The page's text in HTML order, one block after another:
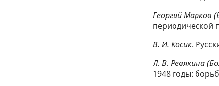
Георгий Марков
периодической
В. И. Косик.
Л. В. Ревякина
1948 годы: